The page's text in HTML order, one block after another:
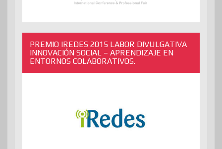
PREMIO IREDES 2015 LABOR DIVULGATIVA
INNOVACIÓN SOCIAL – APRENDIZAJE EN
ENTORNOS COLABORATIVOS.